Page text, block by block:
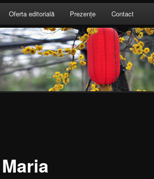
Oferta editorială Prezențe Contact
Maria